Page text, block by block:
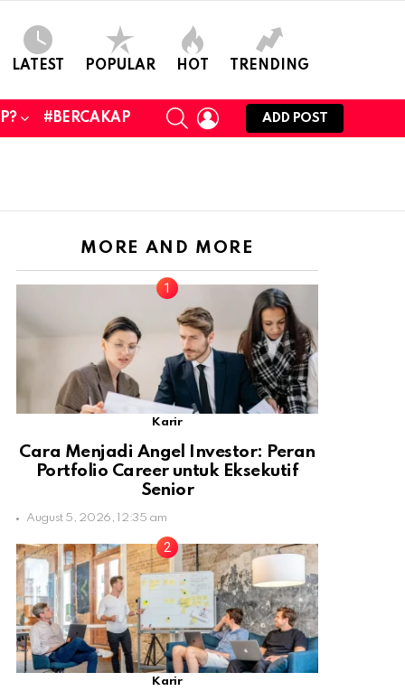
LATEST POPULAR HOT TRENDING
#BERCAKAP
SEARCHLOGIN
ADD POST
MORE AND MORE
Karir
Cara Menjadi Angel Investor: Peran
Portfolio Career untuk Eksekutif
Senior
August 5, 2026, 12:35 am
Karir